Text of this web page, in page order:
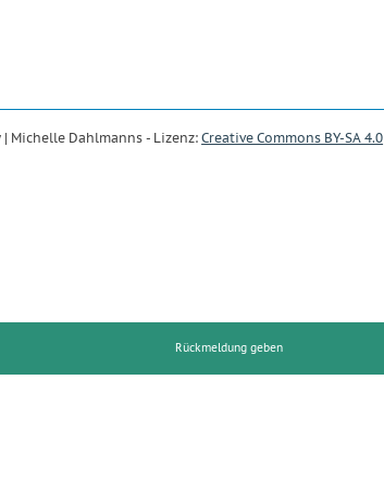
Michelle Dahlmanns - Lizenz: Creative Commons BY-SA 4.0
Rückmeldung geben